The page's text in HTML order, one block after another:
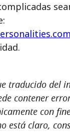
traducido del
contener
con
está claro,